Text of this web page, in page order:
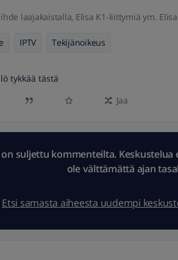
laajakaistalla, Elisa K1-liittymiä ym.
IPTV Tekijänoikeus
tykkää tästä
Jaa
suljettu kommenteilta.
ole välttämättä ajan
Etsi samasta aiheesta uudempi